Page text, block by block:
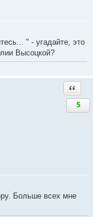
" - угадайте, это
Высоцкой?
5
Больше всех мне